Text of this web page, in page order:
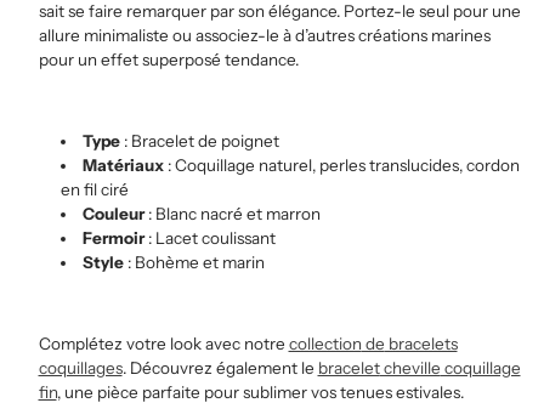
sait se faire remarquer par son élégance. Portez-le seul pour une
allure minimaliste ou associez-le à d’autres créations marines
pour un effet superposé tendance.
Type : Bracelet de poignet
Matériaux : Coquillage naturel, perles translucides, cordon
en fil ciré
Couleur: Blanc nacré et marron
Fermoir: Lacet coulissant
Style : Bohème et marin
Complétez votre look avec notre collection de bracelets
coquillages. Découvrez également le braceletcheville coquillage
fin, une pièce parfaite pour sublimer vos tenues estivales.